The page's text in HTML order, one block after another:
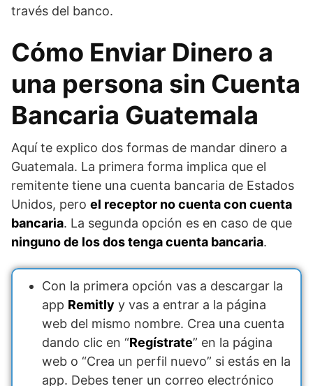
través del banco.
Cómo Enviar Dinero a
una persona sin Cuenta
Bancaria Guatemala
Aquí te explico dos formas de mandar dinero a
Guatemala. La primera forma implica que el
remitente tiene una cuenta bancaria de Estados
Unidos, pero el receptor no cuenta con cuenta
bancaria. La segunda opción es en caso de que
ninguno de los dos tenga cuenta bancaria.
Con la primera opción vas a descargar la
app Remitly y vas a entrar a la página
web del mismo nombre. Crea una cuenta
dando clic en “Regístrate” en la página
web o “Crea un perfil nuevo” si estás en la
app. Debes tener un correo electrónico